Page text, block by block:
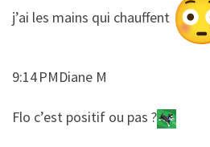
​​j’ai les mains qui chauffent
9:14 PMDiane M
​​Flo c’est positif ou pas ?